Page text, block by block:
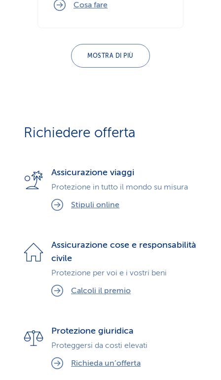
Cosa fare
MOSTRA DI PIÙ
Richiedere offerta
Assicurazione viaggi
Protezione in tutto il mondo su misura
Stipuli online
Assicurazione cose e responsabilità
civile
Protezione per voi e i vostri beni
Calcoli il premio
Protezione giuridica
Proteggersi da costi elevati
Richieda un’offerta